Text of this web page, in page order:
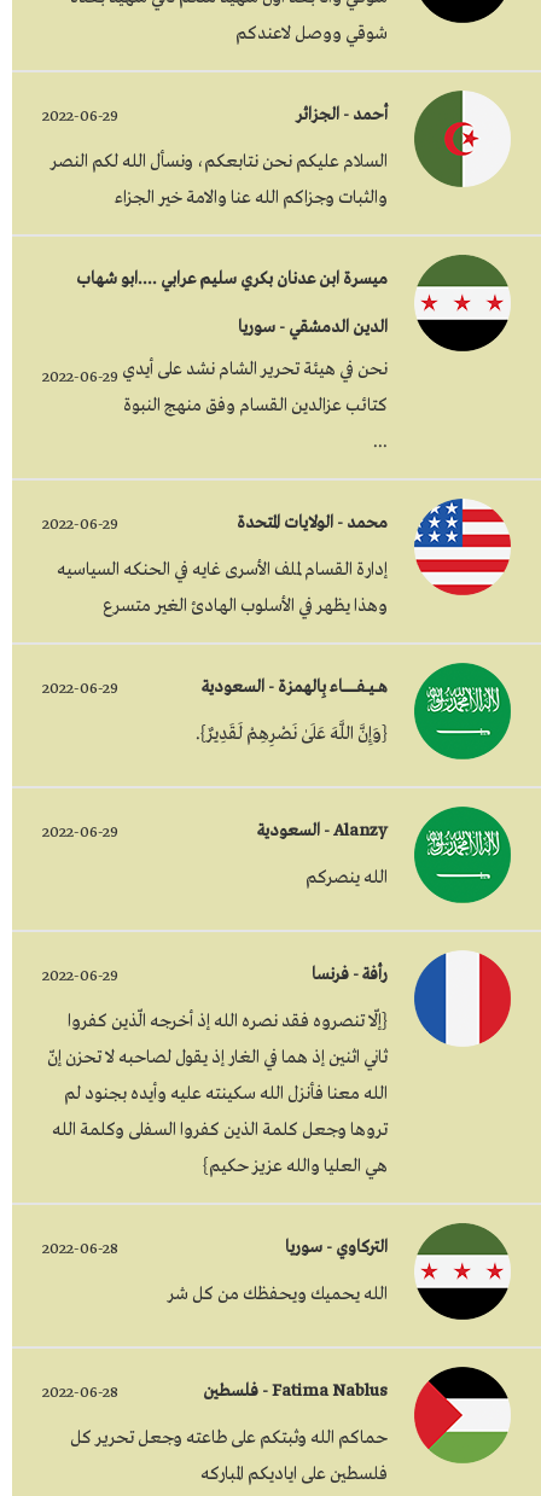
شوقي ووصل لاعندكم
أحمد - الجزائر 2022-06-29
السلام عليكم نحن نتابعكم، ونسأل الله لكم النصر
والثبات وجزاكم الله عنا والامة خير الجزاء
ميسرة ابن عدنان بكري سليم عرابي ....ابو شهاب
الدين الدمشقي - سوريا
2022-06-29 نحن في هيئة تحرير الشام نشد على أيدي
كتائب عزالدين القسام وفق منهج النبوة
...
محمد - الولايات المتحدة 2022-06-29
إدارة القسام لملف الأسرى غايه في الحنكه السياسيه
وهذا يظهر في الأسلوب الهادئ الغير متسرع
هـــيـــفـــــــــــاء بِالهمزة - السعودية 2022-06-29
{وَإِنَّ اللَّهَ عَلَىٰ نَصْرِهِمْ لَقَدِيرٌ}.
Alanzy - السعودية 2022-06-29
الله ينصركم
رأفة - فرنسا 2022-06-29
{إلّا تنصروه فقد نصره الله إذ أخرجه الّذين كفروا
ثاني اثنين إذ هما في الغار إذ يقول لصاحبه لا تحزن إنّ
الله معنا فأنزل الله سكينته عليه وأيده بجنود لم
تروها وجعل كلمة الذين كفروا السفلى وكلمة الله
هي العليا والله عزيز حكيم}
التركاوي - سوريا 2022-06-28
الله يحميك ويحفظك من كل شر
Fatima Nablus - فلسطين 2022-06-28
حماكم الله وثبتكم على طاعته وجعل تحرير كل
فلسطين على اياديكم المباركه